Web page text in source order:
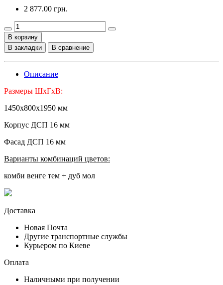
2 877.00 грн.
В корзину
В закладки
В сравнение
Описание
Размеры ШхГхВ:
1450х800х1950 мм
Корпус ДСП 16 мм
Фасад ДСП 16 мм
Варианты комбинаций цветов:
комби венге тем + дуб мол
Доставка
Новая Почта
Другие транспортные службы
Курьером по Киеве
Оплата
Наличными при получении